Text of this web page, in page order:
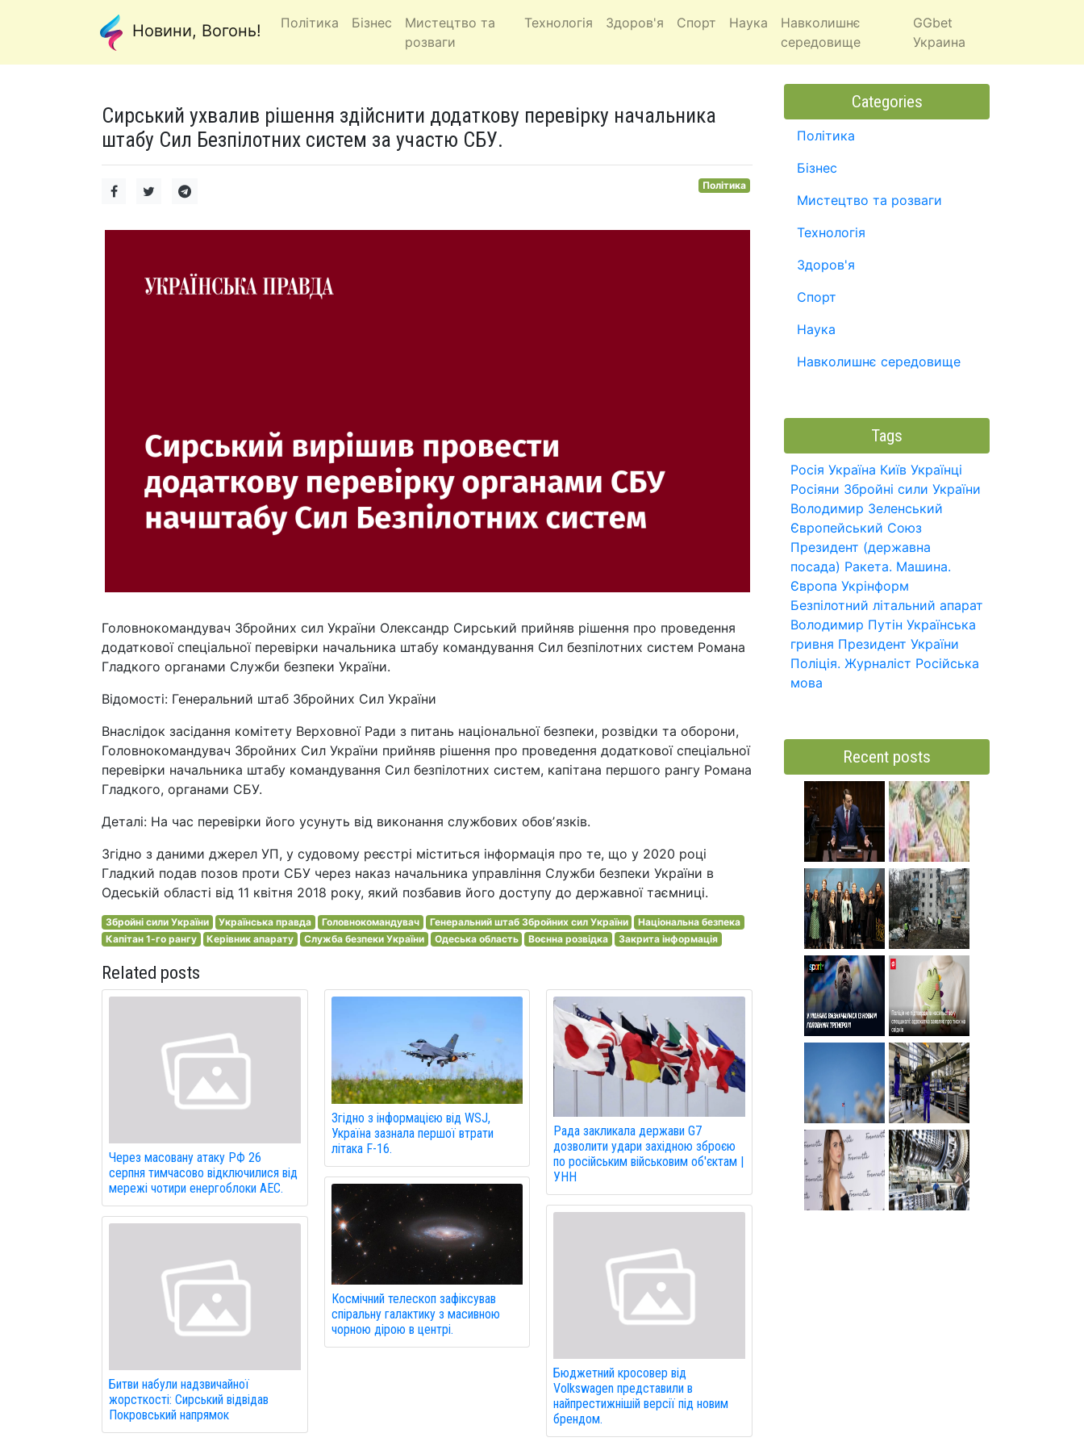
Новини, Вогонь! Політика Бізнес
Мистецтво та
розваги
Технологія Здоров'я Спорт Наука
Навколишнє
середовище
GGbet
Украина
Сирський ухвалив рішення здійснити додаткову перевірку начальника
штабу Сил Безпілотних систем за участю СБУ.
Політика
Головнокомандувач Збройних сил України Олександр Сирський прийняв рішення про проведення
додаткової спеціальної перевірки начальника штабу командування Сил безпілотних систем Романа
Гладкого органами Служби безпеки України.
Відомості: Генеральний штаб Збройних Сил України
Внаслідок засідання комітету Верховної Ради з питань національної безпеки, розвідки та оборони,
Головнокомандувач Збройних Сил України прийняв рішення про проведення додаткової спеціальної
перевірки начальника штабу командування Сил безпілотних систем, капітана першого рангу Романа
Гладкого, органами СБУ.
Деталі: На час перевірки його усунуть від виконання службових обовʼязків.
Згідно з даними джерел УП, у судовому реєстрі міститься інформація про те, що у 2020 році
Гладкий подав позов проти СБУ через наказ начальника управління Служби безпеки України в
Одеській області від 11 квітня 2018 року, який позбавив його доступу до державної таємниці.
Збройні сили України Українська правда Головнокомандувач Генеральний штаб Збройних сил України
Національна безпека
Капітан 1-го рангу
Керівник апарату Служба безпеки України Одеська область Воєнна розвідка Закрита інформація
Related posts
Через масовану атаку РФ 26
серпня тимчасово відключилися від
мережі чотири енергоблоки АЕС.
Битви набули надзвичайної
жорсткості: Сирський відвідав
Покровський напрямок
Згідно з інформацією від WSJ,
Україна зазнала першої втрати
літака F-16.
Космічний телескоп зафіксував
спіральну галактику з масивною
чорною дірою в центрі.
Рада закликала держави G7
дозволити удари західною зброєю
по російським військовим об'єктам |
УНН
Бюджетний кросовер від
Volkswagen представили в
найпрестижнішій версії під новим
брендом.
Categories
Політика
Бізнес
Мистецтво та розваги
Технологія
Здоров'я
Спорт
Наука
Навколишнє середовище
Tags
Росія Україна Київ Українці
Росіяни Збройні сили України
Володимир Зеленський
Європейський Союз
Президент (державна
посада) Ракета. Машина.
Європа Укрінформ
Безпілотний літальний апарат
Володимир Путін Українська
гривня Президент України
Поліція. Журналіст Російська
мова
Recent posts